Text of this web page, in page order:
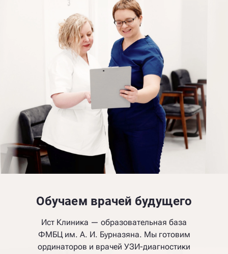
Обучаем врачей будущего
Ист Клиника — образовательная база
ФМБЦ им. А. И. Бурназяна. Мы готовим
ординаторов и врачей УЗИ-диагностики